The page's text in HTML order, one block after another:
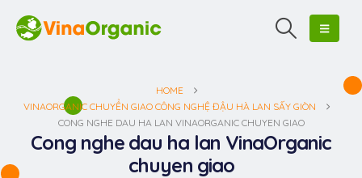
HOME
VINAORGANIC CHUYỂN GIAO CÔNG NGHỆ ĐẬU HÀ LAN SẤY GIÒN
CONG NGHE DAU HA LAN VINAORGANIC CHUYEN GIAO
Cong nghe dau ha lan VinaOrganic
chuyen giao